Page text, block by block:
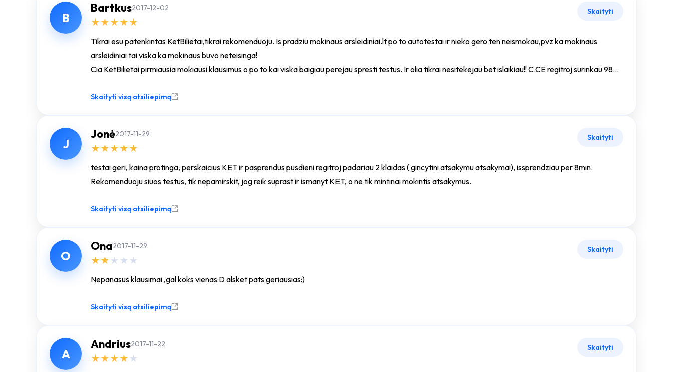
B
Bartkus2017-12-02
★★★★★
Skaityti
Tikrai esu patenkintas KetBilietai,tikrai rekomenduoju. Is pradziu mokinaus arsleidiniai.lt po to autotestai ir nieko gero ten neismokau,pvz ka mokinaus
arsleidiniai tai viska ka mokinaus buvo neteisinga!
Cia KetBilietai pirmiausia mokiausi klausimus o po to kai viska baigiau perejau spresti testus. Ir olia tikrai nesitekejau bet islaikiau!! C.CE regitroj surinkau 98%
Skaityti visą atsiliepimą
J
Jonė2017-11-29
★★★★★
Skaityti
testai geri, kaina protinga, perskaicius KET ir pasprendus pusdieni regitroj padariau 2 klaidas ( gincytini atsakymu atsakymai), issprendziau per 8min.
Rekomenduoju siuos testus, tik nepamirskit, jog reik suprast ir ismanyt KET, o ne tik mintinai mokintis atsakymus.
Skaityti visą atsiliepimą
O
Ona2017-11-29
★★★ ★ ★
Skaityti
Nepanasus klausimai ,gal koks vienas:D alsket pats geriausias:)
Skaityti visą atsiliepimą
A
Andrius2017-11-22
★★★★★
Skaityti